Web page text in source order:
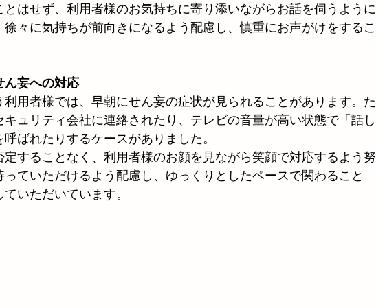
はせず、利用者様のお気持ちに寄り添いながらお話を伺うように
徐々に気持ちが前向きになるよう配慮し、慎重にお声がけをするこ
ん妄への対応
用者様では、早朝にせん妄の症状が見られることがあります。た
キュリティ会社に連絡されたり、テレビの音量が高い状態で「話し
ばれたりするケースがありました。
することなく、利用者様のお顔を見ながら笑顔で対応するよう努
ていただけるよう配慮し、ゆっくりとしたペースで関わること
いただいています。